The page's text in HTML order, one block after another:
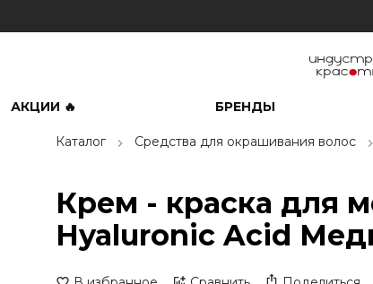
АКЦИИ 🔥 БРЕНДЫ
Каталог Средства для окрашивания волос
Крем - краска для
Hyaluronic Acid